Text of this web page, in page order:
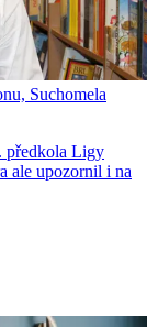
Suchomela
předkola Ligy
ale upozornil i na